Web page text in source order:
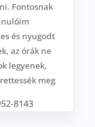
Fontosnak
és nyugodt
az órák ne
legyenek,
meg
8143